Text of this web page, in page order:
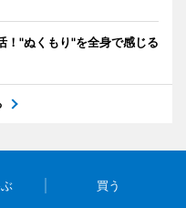
！"ぬくもり"を全身で感じる
買う